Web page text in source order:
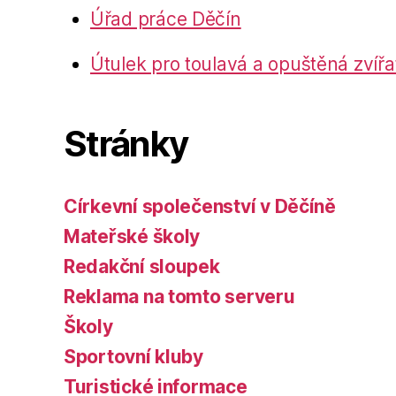
Úřad práce Děčín
Útulek pro toulavá a opuštěná
Stránky
Církevní společenství v Děčíně
Mateřské školy
Redakční sloupek
Reklama na tomto serveru
Školy
Sportovní kluby
Turistické informace